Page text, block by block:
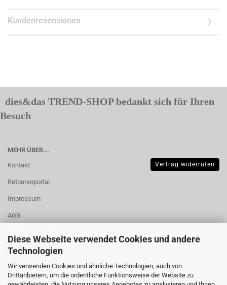
Diese Webseite verwendet Cookies und andere
Technologien
Wir verwenden Cookies und ähnliche Technologien, auch von
Drittanbietern, um die ordentliche Funktionsweise der Website zu
Kundenrezensionen
dies&das TREND-SHOP bedankt sich für Ihren
Besuch
MEHR ÜBER...
Kontakt
Retourenportal
Impressum
AGB
Muster-
Widerrufsformular
Versand- &
Vertrag widerrufen